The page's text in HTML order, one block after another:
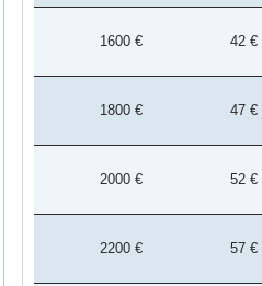
1600 € 42 €
1800 € 47 €
2000 € 52 €
2200 € 57 €